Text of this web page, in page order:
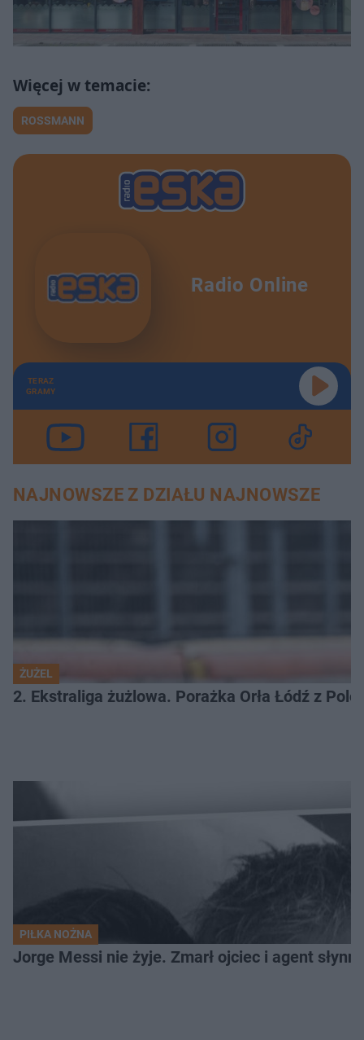
ROSSMANN
Radio Online
TERAZ
GRAMY
NAJNOWSZE Z DZIAŁU NAJNOWSZE
ŻUŻEL
2. Ekstraliga żużlowa. Porażka Orła Łódź z
PIŁKA NOŻNA
Jorge Messi nie żyje. Zmarł ojciec i agent